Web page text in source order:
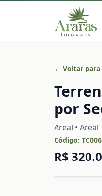
← Voltar para
por
Areal • Areal
Código: TC006
R$